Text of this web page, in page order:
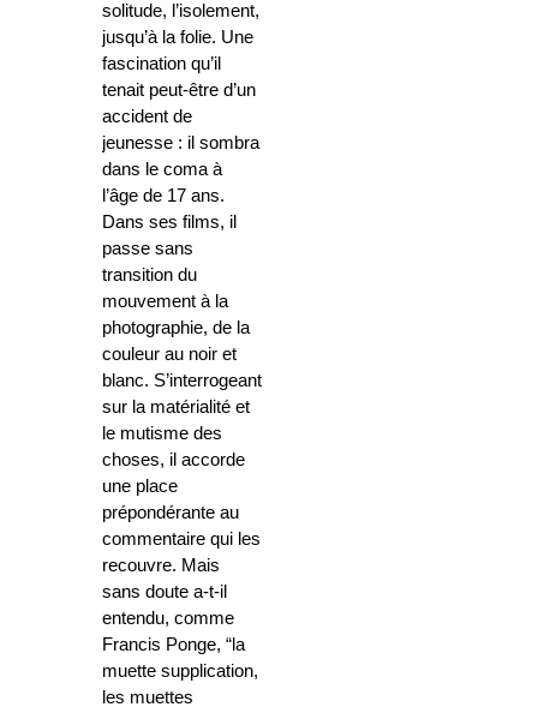
solitude, l’isolement,
jusqu’à la folie. Une
fascination qu’il
tenait peut-être d’un
accident de
jeunesse : il sombra
dans le coma à
l’âge de 17 ans.
Dans ses films, il
passe sans
transition du
mouvement à la
photographie, de la
couleur au noir et
blanc. S’interrogeant
sur la matérialité et
le mutisme des
choses, il accorde
une place
prépondérante au
commentaire qui les
recouvre. Mais
sans doute a-t-il
entendu, comme
Francis Ponge, “la
muette supplication,
les muettes